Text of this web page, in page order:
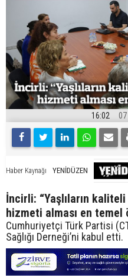
16:02
Haber Kaynağı YENİDÜZEN
İncirli: “Yaşlıların
hizmeti alması en temel
Cumhuriyetçi Türk Partisi
Sağlığı Derneği’ni kabul etti.